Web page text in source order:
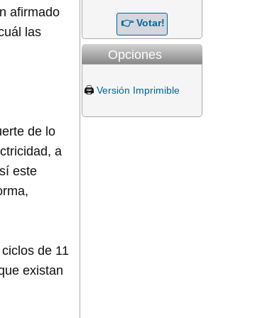
afirmado
las
de lo
a
este
de 11
existan
Opciones
🖨️ Versión Imprimible